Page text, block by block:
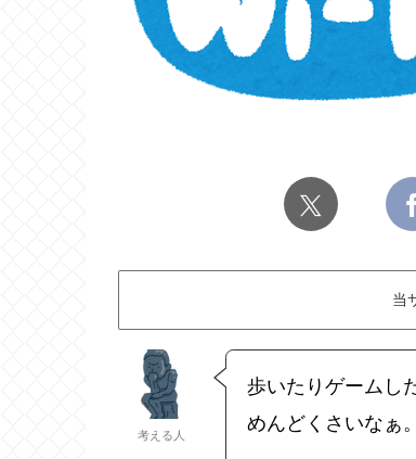
当
考える人
歩いたりゲームし
めんどくさいなぁ。